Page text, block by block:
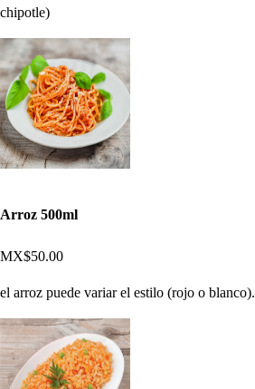
chipotle)
Arroz 500ml
MX$50.00
el arroz puede variar el estilo (rojo o blanco).